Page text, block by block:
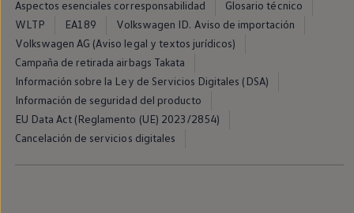
Llantas y neumáticos
Recambios Volkswagen
Accesorios y merchandising
Seguridad
Transporte
Entretenimiento
Personalización
Carga
Merchandising
Todo sobre tu Volkswagen
Aspectos esenciales corresponsabilidad
Glosario técnico
WLTP
EA189
Volkswagen ID. Aviso de importación
Volkswagen AG (Aviso legal y textos jurídicos)
Campaña de retirada airbags Takata
Información sobre la Ley de Servicios Digitales (DSA)
Información de seguridad del producto
EU Data Act (Reglamento (UE) 2023/2854)
Cancelación de servicios digitales